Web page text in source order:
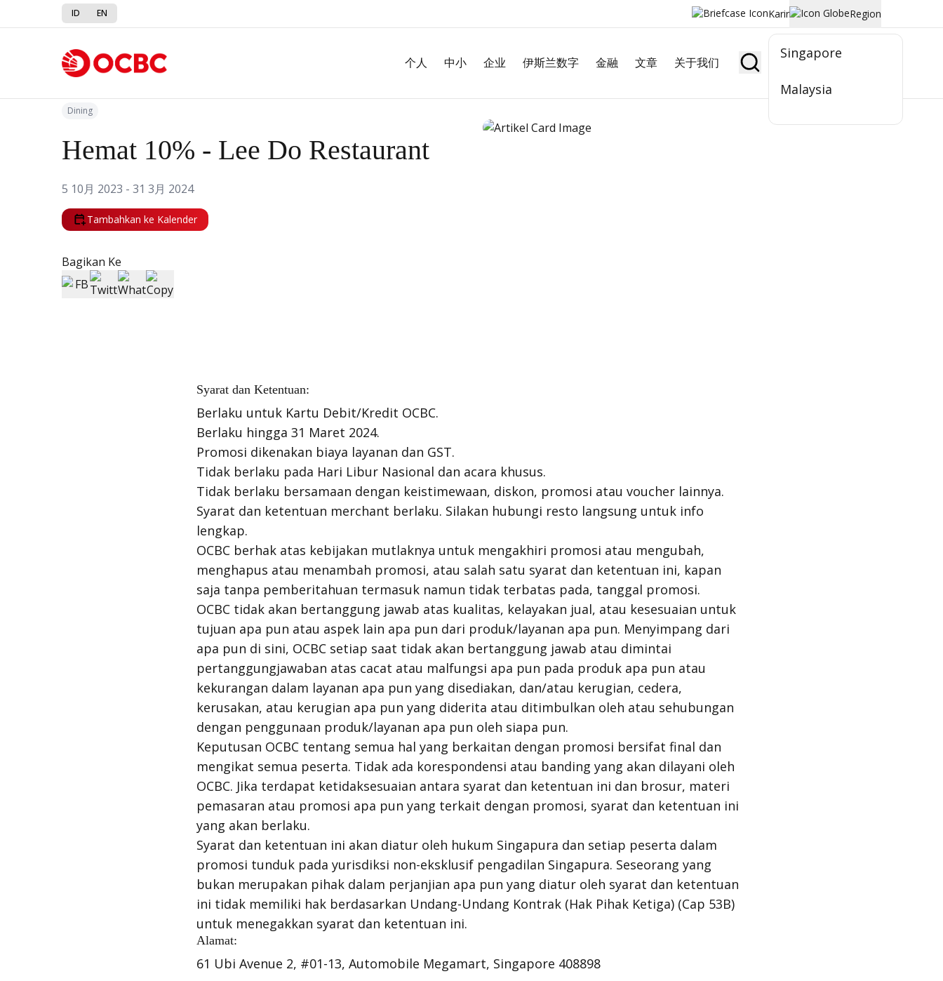
ID EN Karir Region
Singapore
Malaysia
个人 中小 企业 伊斯兰数字 金融 文章 关于我们 Jadi Nasabah
Kembali ke Promo
Dining
Hemat 10% - Lee Do Restaurant
5 10月 2023 - 31 3月 2024
Tambahkan ke Kalender
Bagikan Ke
Syarat dan Ketentuan:
Berlaku untuk Kartu Debit/Kredit OCBC.
Berlaku hingga 31 Maret 2024.
Promosi dikenakan biaya layanan dan GST.
Tidak berlaku pada Hari Libur Nasional dan acara khusus.
Tidak berlaku bersamaan dengan keistimewaan, diskon, promosi atau voucher lainnya.
Syarat dan ketentuan merchant berlaku. Silakan hubungi resto langsung untuk info
lengkap.
OCBC berhak atas kebijakan mutlaknya untuk mengakhiri promosi atau mengubah,
menghapus atau menambah promosi, atau salah satu syarat dan ketentuan ini, kapan
saja tanpa pemberitahuan termasuk namun tidak terbatas pada, tanggal promosi.
OCBC tidak akan bertanggung jawab atas kualitas, kelayakan jual, atau kesesuaian untuk
tujuan apa pun atau aspek lain apa pun dari produk/layanan apa pun. Menyimpang dari
apa pun di sini, OCBC setiap saat tidak akan bertanggung jawab atau dimintai
pertanggungjawaban atas cacat atau malfungsi apa pun pada produk apa pun atau
kekurangan dalam layanan apa pun yang disediakan, dan/atau kerugian, cedera,
kerusakan, atau kerugian apa pun yang diderita atau ditimbulkan oleh atau sehubungan
dengan penggunaan produk/layanan apa pun oleh siapa pun.
Keputusan OCBC tentang semua hal yang berkaitan dengan promosi bersifat final dan
mengikat semua peserta. Tidak ada korespondensi atau banding yang akan dilayani oleh
OCBC. Jika terdapat ketidaksesuaian antara syarat dan ketentuan ini dan brosur, materi
pemasaran atau promosi apa pun yang terkait dengan promosi, syarat dan ketentuan ini
yang akan berlaku.
Syarat dan ketentuan ini akan diatur oleh hukum Singapura dan setiap peserta dalam
promosi tunduk pada yurisdiksi non-eksklusif pengadilan Singapura. Seseorang yang
bukan merupakan pihak dalam perjanjian apa pun yang diatur oleh syarat dan ketentuan
ini tidak memiliki hak berdasarkan Undang-Undang Kontrak (Hak Pihak Ketiga) (Cap 53B)
untuk menegakkan syarat dan ketentuan ini.
Alamat:
61 Ubi Avenue 2, #01-13, Automobile Megamart, Singapore 408898